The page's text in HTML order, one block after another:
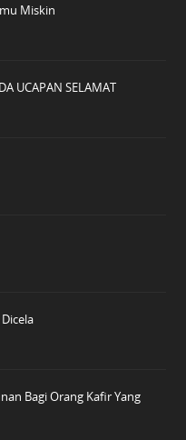
Miskin
UCAPAN SELAMAT
Bagi Orang Kafir Yang